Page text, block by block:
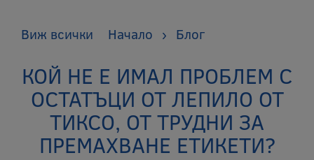
Виж всички Начало › Блог
КОЙ НЕ Е ИМАЛ ПРОБЛЕМ С
ОСТАТЪЦИ ОТ ЛЕПИЛО ОТ
ТИКСО, ОТ ТРУДНИ ЗА
ПРЕМАХВАНЕ ЕТИКЕТИ?